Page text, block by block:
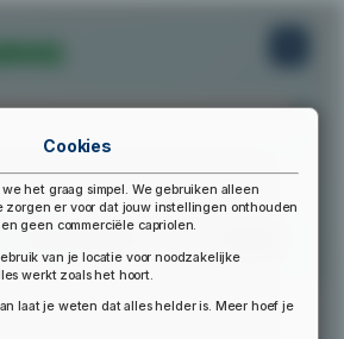
▲
Cookies
het graag simpel. We gebruiken alleen
zorgen er voor dat jouw instellingen onthouden
geen commerciële capriolen.
van je locatie voor noodzakelijke
werkt zoals het hoort.
laat je weten dat alles helder is. Meer hoef je